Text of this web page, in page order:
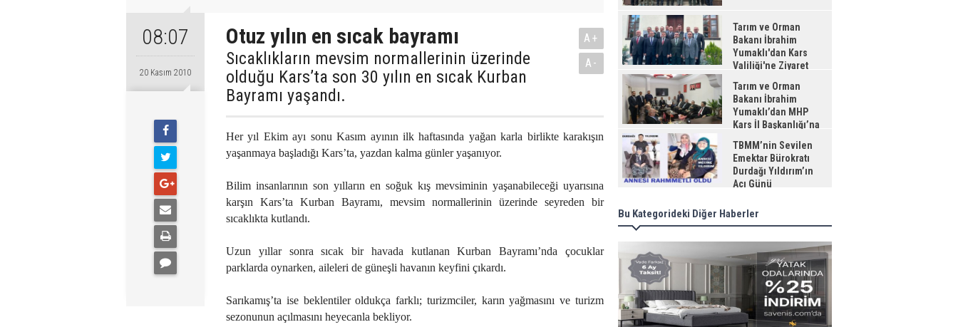
08:07
20 Kasım 2010
Otuz yılın en sıcak bayramı
Sıcaklıkların mevsim normallerinin üzerinde
olduğu Kars’ta son 30 yılın en sıcak Kurban
Bayramı yaşandı.
A+
A-
Her yıl Ekim ayı sonu Kasım ayının ilk haftasında yağan karla birlikte karakışın
yaşanmaya başladığı Kars’ta, yazdan kalma günler yaşanıyor.
Bilim insanlarının son yılların en soğuk kış mevsiminin yaşanabileceği uyarısına
karşın Kars’ta Kurban Bayramı, mevsim normallerinin üzerinde seyreden bir
sıcaklıkta kutlandı.
Uzun yıllar sonra sıcak bir havada kutlanan Kurban Bayramı’nda çocuklar
parklarda oynarken, aileleri de güneşli havanın keyfini çıkardı.
Sarıkamış’ta ise beklentiler oldukça farklı; turizmciler, karın yağmasını ve turizm
sezonunun açılmasını heyecanla bekliyor.
Tarım ve Orman
Bakanı İbrahim
Yumaklı'dan Kars
Valiliği'ne Ziyaret
Tarım ve Orman
Bakanı İbrahim
Yumaklı’dan MHP
Kars İl Başkanlığı’na
Ziyaret
TBMM’nin Sevilen
Emektar Bürokratı
Durdağı Yıldırım’ın
Acı Günü
Bu Kategorideki Diğer Haberler